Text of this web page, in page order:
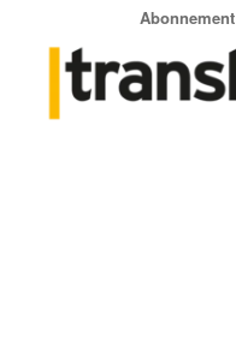
Abonnement